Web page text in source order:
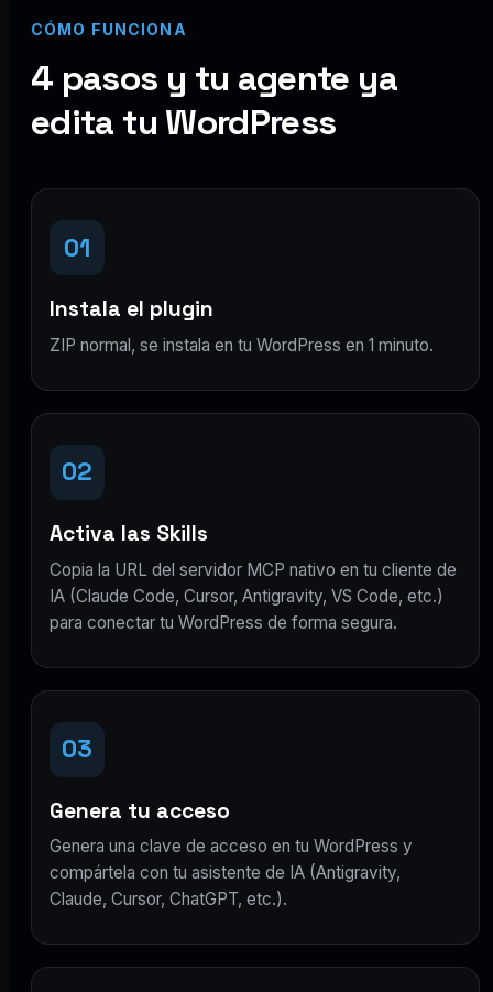
CÓMO FUNCIONA
4 pasos y tu agente ya
edita tu WordPress
01
Instala el plugin
ZIP normal, se instala en tu WordPress en 1 minuto.
02
Activa las Skills
Copia la URL del servidor MCP nativo en tu cliente de
IA (Claude Code, Cursor, Antigravity, VS Code, etc.)
para conectar tu WordPress de forma segura.
03
Genera tu acceso
Genera una clave de acceso en tu WordPress y
compártela con tu asistente de IA (Antigravity,
Claude, Cursor, ChatGPT, etc.).